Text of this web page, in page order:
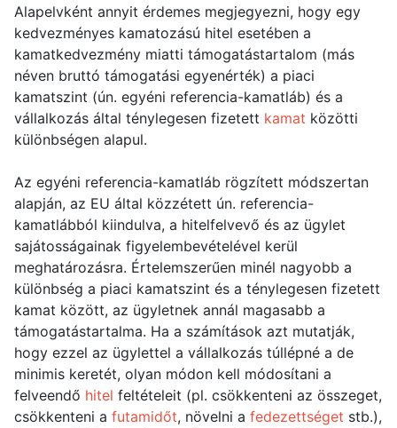
Alapelvként annyit érdemes megjegyezni, hogy egy
kedvezményes kamatozású hitel esetében a
kamatkedvezmény miatti támogatástartalom (más
néven bruttó támogatási egyenérték) a piaci
kamatszint (ún. egyéni referencia-kamatláb) és a
vállalkozás által ténylegesen fizetett kamat közötti
különbségen alapul.
Az egyéni referencia-kamatláb rögzített módszertan
alapján, az EU által közzétett ún. referencia-
kamatlábból kiindulva, a hitelfelvevő és az ügylet
sajátosságainak figyelembevételével kerül
meghatározásra. Értelemszerűen minél nagyobb a
különbség a piaci kamatszint és a ténylegesen fizetett
kamat között, az ügyletnek annál magasabb a
támogatástartalma. Ha a számítások azt mutatják,
hogy ezzel az ügylettel a vállalkozás túllépné a de
minimis keretét, olyan módon kell módosítani a
felveendő hitel feltételeit (pl. csökkenteni az összeget,
csökkenteni a futamidőt, növelni a fedezettséget stb.),